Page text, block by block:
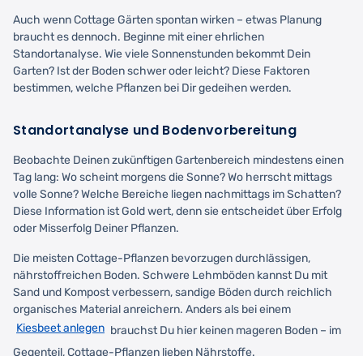
Auch wenn Cottage Gärten spontan wirken – etwas Planung
braucht es dennoch. Beginne mit einer ehrlichen
Standortanalyse. Wie viele Sonnenstunden bekommt Dein
Garten? Ist der Boden schwer oder leicht? Diese Faktoren
bestimmen, welche Pflanzen bei Dir gedeihen werden.
Standortanalyse und Bodenvorbereitung
Beobachte Deinen zukünftigen Gartenbereich mindestens einen
Tag lang: Wo scheint morgens die Sonne? Wo herrscht mittags
volle Sonne? Welche Bereiche liegen nachmittags im Schatten?
Diese Information ist Gold wert, denn sie entscheidet über Erfolg
oder Misserfolg Deiner Pflanzen.
Die meisten Cottage-Pflanzen bevorzugen durchlässigen,
nährstoffreichen Boden. Schwere Lehmböden kannst Du mit
Sand und Kompost verbessern, sandige Böden durch reichlich
organisches Material anreichern. Anders als bei einem
Kiesbeet anlegen brauchst Du hier keinen mageren Boden – im
Gegenteil, Cottage-Pflanzen lieben Nährstoffe.